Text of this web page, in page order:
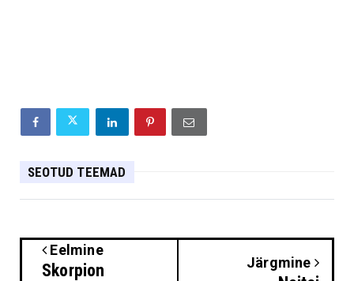
SEOTUD TEEMAD
Eelmine
Skorpion Järgmine